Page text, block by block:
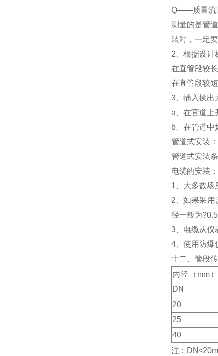
Q——质量流
测量的是管
装时，一定
2、根据设计
在直管段较
在直管段较
3、插入拔出
a、在官道上
b、在管道中
管道式安装：
管道式安装
电缆的安装：
1、大多数场
2、如果采用
径一般为
3、电缆从仪
4、使用防爆
十二、管段
内径（mm）
DN
20
25
40
注：